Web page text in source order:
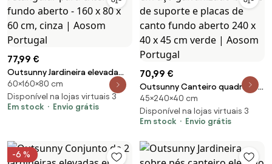
77,99 €
Outsunny Jardineira elevada
galvanizada retangular para
exterior - fundo aberto - 160 x
80 x 60 cm, cinza | Aosom
60×160×80 cm
Disponível na lojas virtuais 3
Em stock
Envio grátis
70,99 €
Outsunny Canteiro quadrado
canteiro elevado em aço
galvanizado barras de suporte
e placas de canto fundo
Aosom Portugal
45×240×40 cm
Disponível na lojas virtuais 3
Em stock
Envio grátis
-6 %